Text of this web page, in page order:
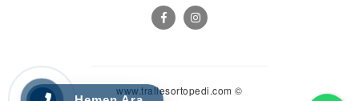
www.trallesortopedi.com ©